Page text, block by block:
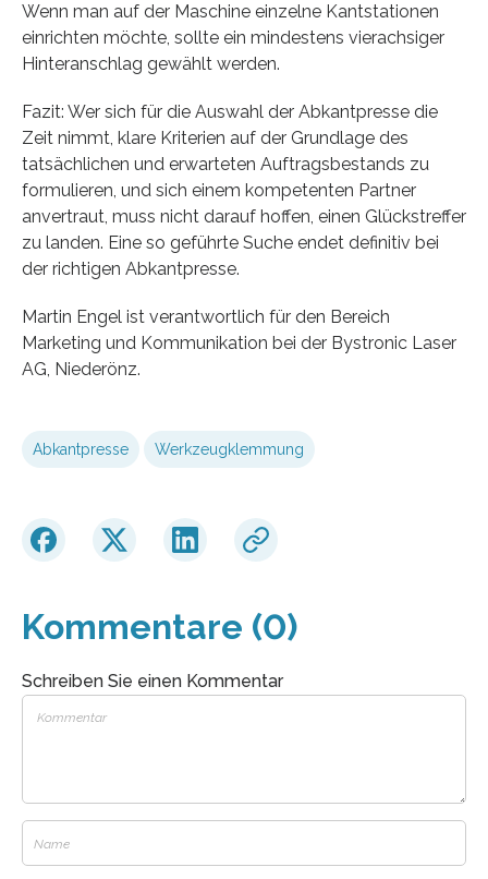
Wenn man auf der Maschine einzelne Kantstationen
einrichten möchte, sollte ein mindestens vierachsiger
Hinteranschlag gewählt werden.
Fazit: Wer sich für die Auswahl der Abkantpresse die
Zeit nimmt, klare Kriterien auf der Grundlage des
tatsächlichen und erwarteten Auftragsbestands zu
formulieren, und sich einem kompetenten Partner
anvertraut, muss nicht darauf hoffen, einen Glückstreffer
zu landen. Eine so geführte Suche endet definitiv bei
der richtigen Abkantpresse.
Martin Engel ist verantwortlich für den Bereich
Marketing und Kommunikation bei der Bystronic Laser
AG, Niederönz.
Abkantpresse Werkzeugklemmung
Kommentare (0)
Schreiben Sie einen Kommentar